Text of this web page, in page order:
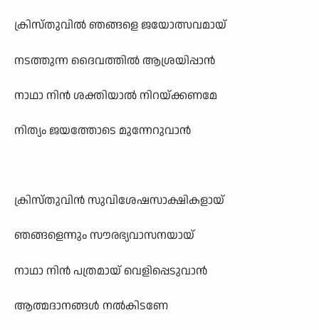
ക്രിസ്തുവിൽ ഞങ്ങളെ ജയോത്സവമായ്
നടത്തുന്ന ദൈവത്തിൽ ആശ്രയിപ്പാൻ
നാഥാ നിൻ ശക്തിയാൽ നിറയ്ക്കണമേ
നിത്യം ജയത്തോടെ മുന്നേറുവാൻ
ക്രിസ്തുവിൻ സുവിശേഷസാക്ഷികളായ്
ഞങ്ങളെന്നും സൗരഭ്യവാസനയായ്
നാഥാ നിൻ പത്രമായ് വെളിപ്പെടുവാൻ
ആത്മദാനങ്ങൾ നൽകിടണേ